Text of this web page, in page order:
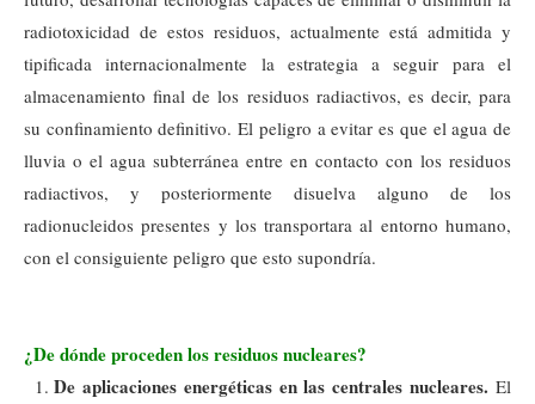
radiotoxicidad de estos residuos, actualmente está admitida y
tipificada internacionalmente la estrategia a seguir para el
almacenamiento final de los residuos radiactivos, es decir, para
su confinamiento definitivo. El peligro a evitar es que el agua de
lluvia o el agua subterránea entre en contacto con los residuos
radiactivos, y posteriormente disuelva alguno de los
radionucleidos presentes y los transportara al entorno humano,
con el consiguiente peligro que esto supondría.
¿De dónde proceden los residuos nucleares?
De aplicaciones energéticas en las centrales nucleares. El